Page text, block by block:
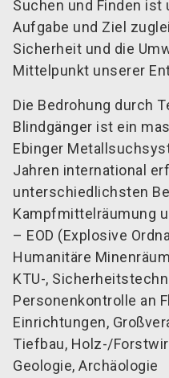
Suchen und Finden
Aufgabe und Ziel
Sicherheit und die
Mittelpunkt unserer
Die Bedrohung durch
Blindgänger ist ein
Ebinger
Jahren international
unterschiedlichsten
Kampfmittelräumung
– EOD (Explosive
Humanitäre
KTU-,
Personenkontrolle an
Einrichtungen,
Tiefbau, Holz-/
Geologie, Archäologie